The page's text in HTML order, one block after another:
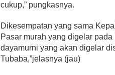
cukup,” pungkasnya.
Dikesempatan yang sama
Pasar murah yang digelar
dayamurni yang akan digelar
Tubaba,”jelasnya (jau)